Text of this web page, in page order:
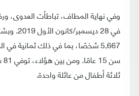
وفي نهاية المطاف، تباطأت العدوى،
في 28
5,667 شخصًا، بما في ذلك ثمانية
ثلاثة أطفال من عائلة واحدة.